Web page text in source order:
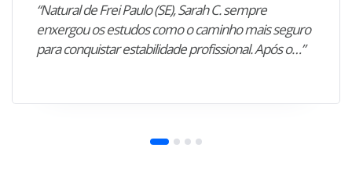
“Natural de Frei Paulo (SE), Sarah C. sempre
enxergou os estudos como o caminho mais seguro
para conquistar estabilidade profissional. Após o…”